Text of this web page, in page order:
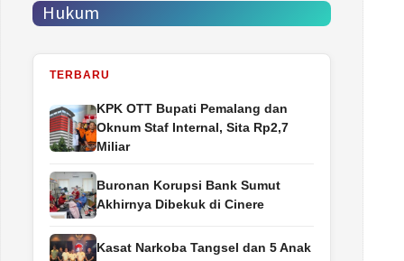
Hukum
TERBARU
‎KPK OTT Bupati Pemalang dan
Oknum Staf Internal, Sita Rp2,7
Miliar
Buronan Korupsi Bank Sumut
Akhirnya Dibekuk di Cinere
Kasat Narkoba Tangsel dan 5 Anak